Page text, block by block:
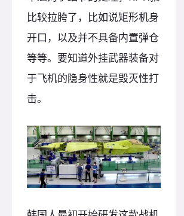
比较拉胯了，比如说矩形机身
开口，以及并不具备内置弹仓
等等。要知道外挂武器装备对
于飞机的隐身性就是毁灭性打
击。